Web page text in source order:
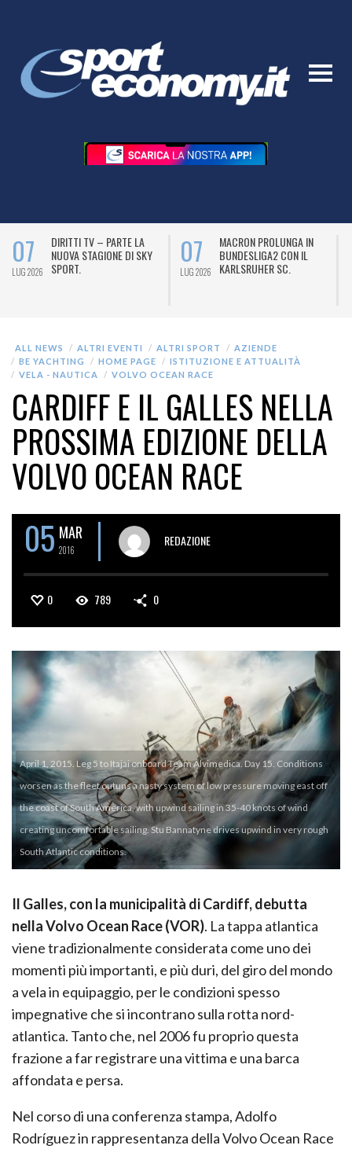
07
LUG 2026
DIRITTI TV – PARTE LA
NUOVA STAGIONE DI SKY
SPORT.
07
LUG 2026
MACRON PROLUNGA IN
BUNDESLIGA2 CON IL
KARLSRUHER SC.
ALL NEWS ALTRI EVENTI ALTRI SPORT
AZIENDE
BE YACHTING
HOME PAGE
ISTITUZIONE E ATTUALITÀ
VELA - NAUTICA
VOLVO OCEAN RACE
CARDIFF E IL GALLES NELLA
PROSSIMA EDIZIONE DELLA
VOLVO OCEAN RACE
05 MAR
2016
REDAZIONE
0 789 0
April 1, 2015. Leg 5 to Itajai onboard Team Alvimedica. Day 15. Conditions
worsen as the fleet outuns a nasty system of low pressure moving east off
the coast of South America, with upwind sailing in 35-40 knots of wind
creating uncomfortable sailing. Stu Bannatyne drives upwind in very rough
South Atlantic conditions.
Il Galles, con la municipalità di Cardiff, debutta
nella Volvo Ocean Race (VOR). La tappa atlantica
viene tradizionalmente considerata come uno dei
momenti più importanti, e più duri, del giro del mondo
a vela in equipaggio, per le condizioni spesso
impegnative che si incontrano sulla rotta nord-
atlantica. Tanto che, nel 2006 fu proprio questa
frazione a far registrare una vittima e una barca
affondata e persa.
Nel corso di una conferenza stampa, Adolfo
Rodríguez in rappresentanza della Volvo Ocean Race